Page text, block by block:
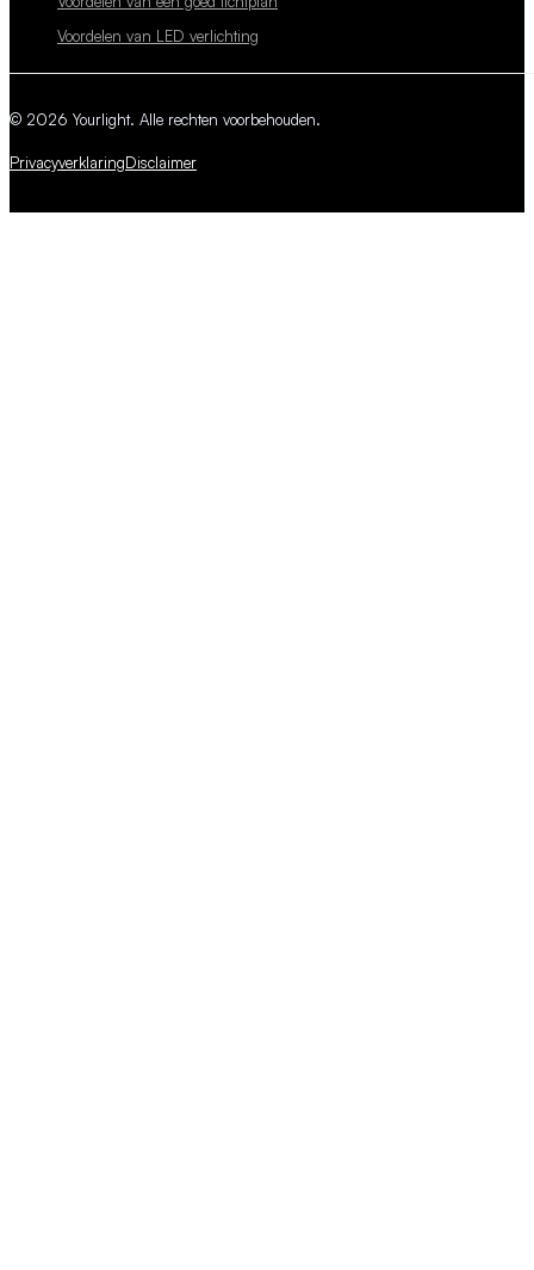
Voordelen van LED verlichting
© 2026 Yourlight. Alle rechten voorbehouden.
PrivacyverklaringDisclaimer